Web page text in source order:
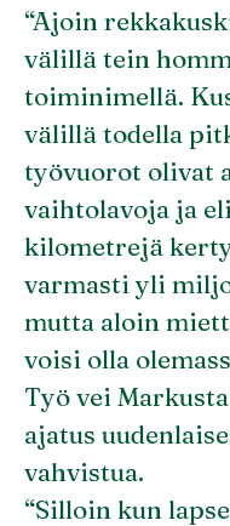
“Ajoin
välillä tein
toiminimellä.
välillä todella
työvuorot olivat
vaihtolavoja ja
kilometrejä
varmasti yli
mutta aloin
voisi olla
Työ vei
ajatus
vahvistua.
“Silloin kun